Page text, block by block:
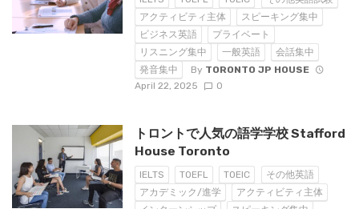
アクティビティ主体
スピーキング集中
ビジネス英語
プライベート
リスニング集中
一般英語
会話集中
発音集中
By TORONTO JP HOUSE
April 22, 2025
0
トロントで人気の語学学校 Stafford
House Toronto
IELTS TOEFL TOEIC
その他英語
アカデミック/進学
アクティビティ主体